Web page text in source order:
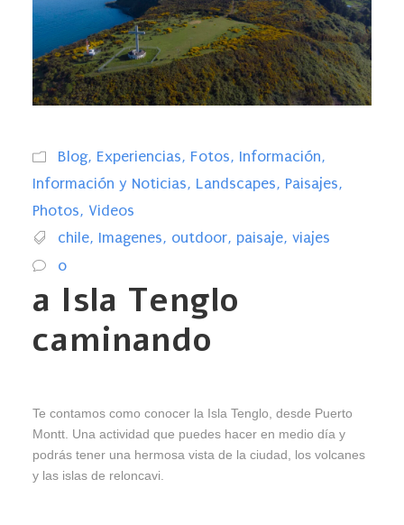
Blog, Experiencias, Fotos, Información,
Información y Noticias, Landscapes, Paisajes,
Photos, Videos
chile, Imagenes, outdoor, paisaje, viajes
0
a Isla Tenglo
caminando
Te contamos como conocer la Isla Tenglo, desde Puerto
Montt. Una actividad que puedes hacer en medio día y
podrás tener una hermosa vista de la ciudad, los volcanes
y las islas de reloncavi.